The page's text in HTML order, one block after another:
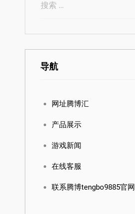
导航
网址腾博汇
产品展示
游戏新闻
在线客服
联系腾博tengbo9885官网